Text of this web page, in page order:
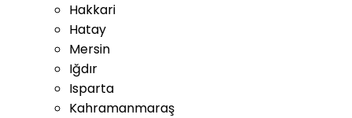
Hakkari
Hatay
Mersin
Iğdır
Isparta
Kahramanmaraş